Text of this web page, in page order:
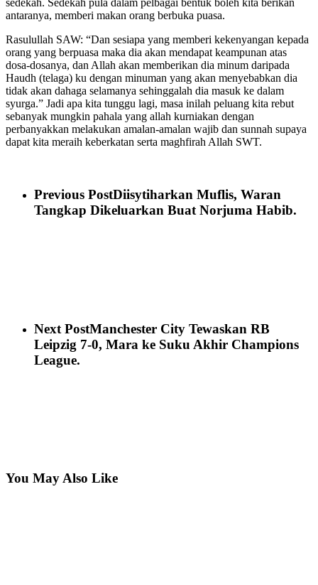
antaranya, memberi makan orang berbuka puasa.
Rasulullah SAW: “Dan sesiapa yang memberi kekenyangan kepada
orang yang berpuasa maka dia akan mendapat keampunan atas
dosa-dosanya, dan Allah akan memberikan dia minum daripada
Haudh (telaga) ku dengan minuman yang akan menyebabkan dia
tidak akan dahaga selamanya sehinggalah dia masuk ke dalam
syurga.” Jadi apa kita tunggu lagi, masa inilah peluang kita rebut
sebanyak mungkin pahala yang allah kurniakan dengan
perbanyakkan melakukan amalan-amalan wajib dan sunnah supaya
dapat kita meraih keberkatan serta maghfirah Allah SWT.
Previous PostDiisytiharkan Muflis, Waran
Tangkap Dikeluarkan Buat Norjuma Habib.
Next PostManchester City Tewaskan RB
Leipzig 7-0, Mara ke Suku Akhir Champions
League.
You May Also Like